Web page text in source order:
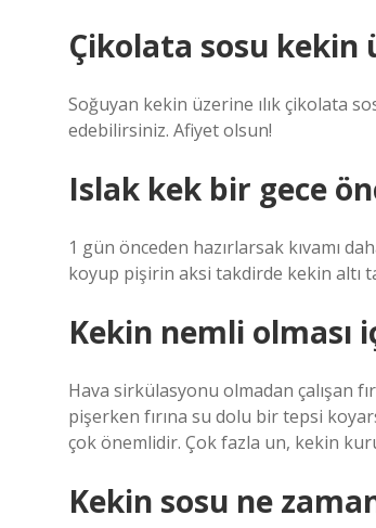
Çikolata sosu kekin
Soğuyan kekin üzerine ılık çikolata
edebilirsiniz. Afiyet olsun!
Islak kek bir gece
1 gün önceden hazırlarsak kıvamı
koyup pişirin aksi takdirde kekin altı
Kekin nemli olması
Hava sirkülasyonu olmadan çalışan
pişerken fırına su dolu bir tepsi
çok önemlidir. Çok fazla un, kekin
Kekin sosu ne